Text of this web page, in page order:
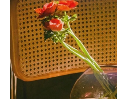
ヘルシーのポイント
自分に合うアンド
ンセリング活用法
ライフスタイルに
の施術選択術
まつ毛パーマとの